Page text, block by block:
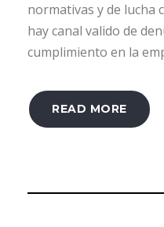
normativas y de lucha
hay canal valido de
cumplimiento en la
READ MORE